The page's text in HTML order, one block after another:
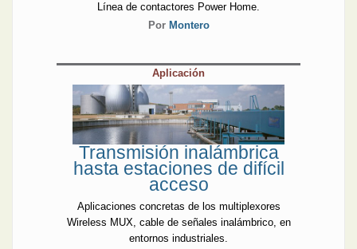
Línea de contactores Power Home.
Por Montero
Aplicación
Transmisión inalámbrica
hasta estaciones de difícil
acceso
Aplicaciones concretas de los multiplexores
Wireless MUX, cable de señales inalámbrico, en
entornos industriales.